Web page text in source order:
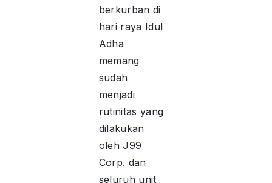
berkurban di
hari raya Idul
Adha
memang
sudah
menjadi
rutinitas yang
dilakukan
oleh J99
Corp. dan
seluruh unit